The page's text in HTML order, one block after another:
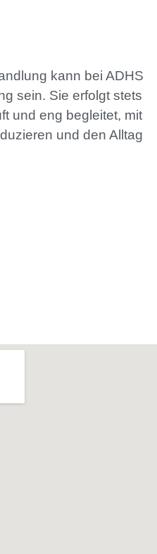
kann bei ADHS
sein. Sie erfolgt stets
und eng begleitet, mit
und den Alltag